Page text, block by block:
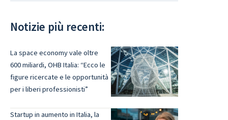
Notizie più recenti:
La space economy vale oltre
600 miliardi, OHB Italia: “Ecco le
figure ricercate e le opportunità
per i liberi professionisti”
Startup in aumento in Italia, la